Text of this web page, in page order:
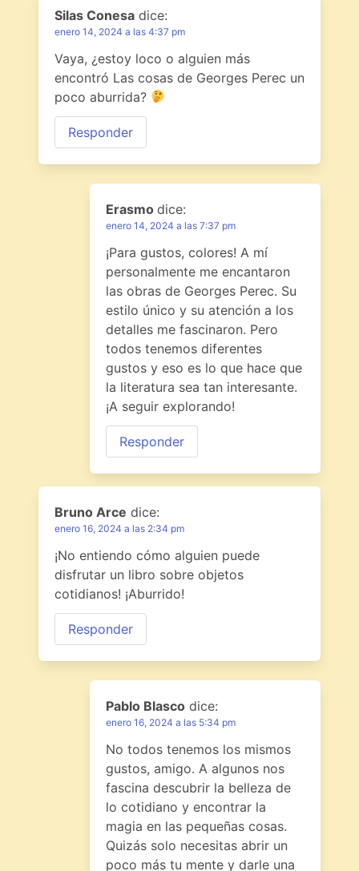
Silas Conesa dice:
enero 14, 2024 a las 4:37 pm
Vaya, ¿estoy loco o alguien más
encontró Las cosas de Georges Perec un
poco aburrida?
Responder
Erasmo dice:
enero 14, 2024 a las 7:37 pm
¡Para gustos, colores! A mí
personalmente me encantaron
las obras de Georges Perec. Su
estilo único y su atención a los
detalles me fascinaron. Pero
todos tenemos diferentes
gustos y eso es lo que hace que
la literatura sea tan interesante.
¡A seguir explorando!
Responder
Bruno Arce dice:
enero 16, 2024 a las 2:34 pm
¡No entiendo cómo alguien puede
disfrutar un libro sobre objetos
cotidianos! ¡Aburrido!
Responder
Pablo Blasco dice:
enero 16, 2024 a las 5:34 pm
No todos tenemos los mismos
gustos, amigo. A algunos nos
fascina descubrir la belleza de
lo cotidiano y encontrar la
magia en las pequeñas cosas.
Quizás solo necesitas abrir un
poco más tu mente y darle una